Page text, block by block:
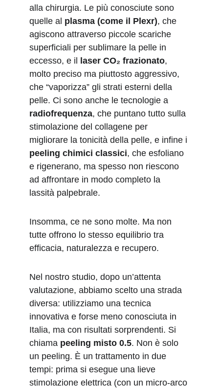
alla chirurgia. Le più conosciute sono
quelle al plasma (come il Plexr), che
agiscono attraverso piccole scariche
superficiali per sublimare la pelle in
eccesso, e il
laser CO₂ frazionato,
molto preciso ma piuttosto aggressivo,
che “vaporizza” gli strati esterni della
pelle. Ci sono anche le tecnologie a
radiofrequenza, che puntano tutto sulla
stimolazione del collagene per
migliorare la tonicità della pelle, e infine i
peeling chimici classici, che esfoliano
e rigenerano, ma spesso non riescono
ad affrontare in modo completo la
lassità palpebrale.
Insomma, ce ne sono molte. Ma non
tutte offrono lo stesso equilibrio tra
efficacia, naturalezza e recupero.
Nel nostro studio, dopo un’attenta
valutazione, abbiamo scelto una strada
diversa: utilizziamo una tecnica
innovativa e forse meno conosciuta in
Italia, ma con risultati sorprendenti. Si
chiama peeling misto 0.5. Non è solo
un peeling. È un trattamento in due
tempi: prima si esegue una lieve
stimolazione elettrica (con un micro-arco